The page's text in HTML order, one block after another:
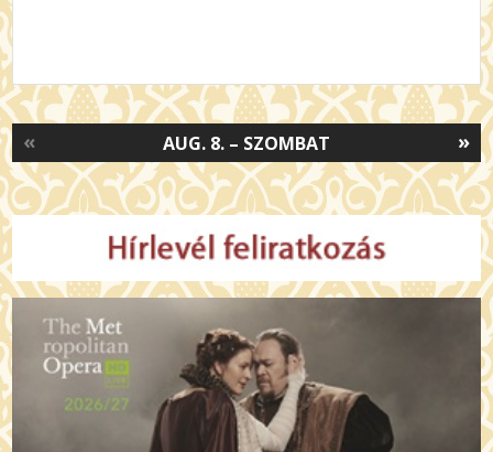
»
AUG. 8. – SZOMBAT
«